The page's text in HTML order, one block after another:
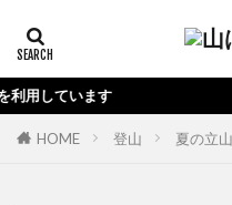
HOME 登山 夏の立